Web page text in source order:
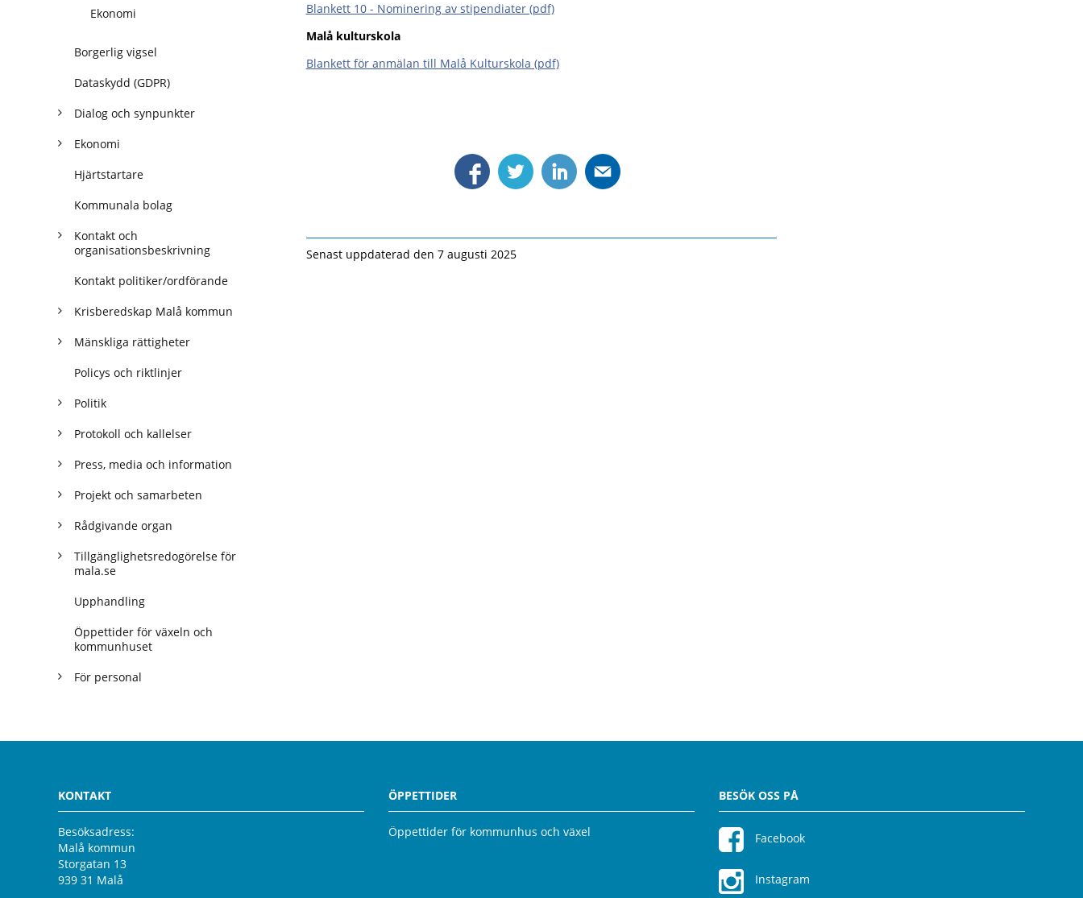
Ekonomi
Borgerlig vigsel
Dataskydd (GDPR)
Dialog och synpunkter
Ekonomi
Hjärtstartare
Kommunala bolag
Kontakt och
organisationsbeskrivning
Kontakt politiker/ordförande
Krisberedskap Malå kommun
Mänskliga rättigheter
Policys och riktlinjer
Politik
Protokoll och kallelser
Press, media och information
Projekt och samarbeten
Rådgivande organ
Tillgänglighetsredogörelse för
mala.se
Upphandling
Öppettider för växeln och
kommunhuset
För personal
Blankett 10 - Nominering av stipendiater (pdf)
Malå kulturskola
Blankett för anmälan till Malå Kulturskola (pdf)
Senast uppdaterad den 7 augusti 2025
KONTAKT
Besöksadress:
Malå kommun
Storgatan 13
939 31 Malå
ÖPPETTIDER
Öppettider för kommunhus och växel
BESÖK OSS PÅ
Facebook
Instagram